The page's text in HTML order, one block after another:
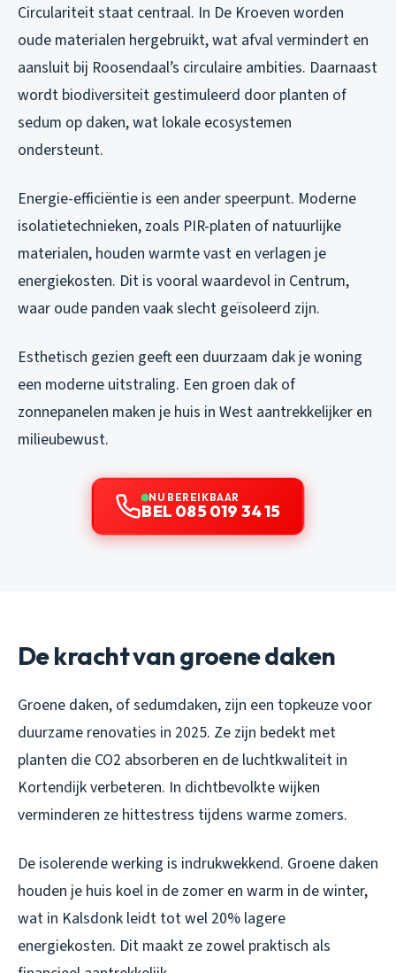
Circulariteit staat centraal. In De Kroeven worden
oude materialen hergebruikt, wat afval vermindert en
aansluit bij Roosendaal’s circulaire ambities. Daarnaast
wordt biodiversiteit gestimuleerd door planten of
sedum op daken, wat lokale ecosystemen
ondersteunt.
Energie-efficiëntie is een ander speerpunt. Moderne
isolatietechnieken, zoals PIR-platen of natuurlijke
materialen, houden warmte vast en verlagen je
energiekosten. Dit is vooral waardevol in Centrum,
waar oude panden vaak slecht geïsoleerd zijn.
Esthetisch gezien geeft een duurzaam dak je woning
een moderne uitstraling. Een groen dak of
zonnepanelen maken je huis in West aantrekkelijker en
milieubewust.
NU BEREIKBAAR
BEL 085 019 34 15
De kracht van groene daken
Groene daken, of sedumdaken, zijn een topkeuze voor
duurzame renovaties in 2025. Ze zijn bedekt met
planten die CO2 absorberen en de luchtkwaliteit in
Kortendijk verbeteren. In dichtbevolkte wijken
verminderen ze hittestress tijdens warme zomers.
De isolerende werking is indrukwekkend. Groene daken
houden je huis koel in de zomer en warm in de winter,
wat in Kalsdonk leidt tot wel 20% lagere
energiekosten. Dit maakt ze zowel praktisch als